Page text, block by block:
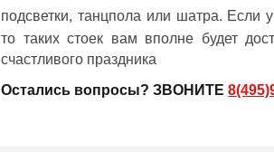
подсветки, танцпола или шатра. Если
то таких стоек вам вполне будет
счастливого праздника
Остались вопросы? ЗВОНИТЕ